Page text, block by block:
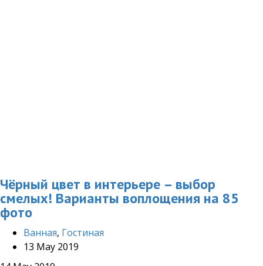
Чёрный цвет в интерьере – выбор
смелых! Варианты воплощения на 85
фото
Ванная, Гостиная
13 May 2019